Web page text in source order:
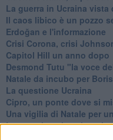
La guerra in Ucraina vista
​Il caos libico è un pozzo
Erdoğan e l'informazione
Crisi Corona, crisi
Capitol Hill un anno dopo
Desmond Tutu "la voce
Natale da incubo per
La questione Ucraina
Cipro, un ponte dove si
Una vigilia di Natale per
La questione israelo-